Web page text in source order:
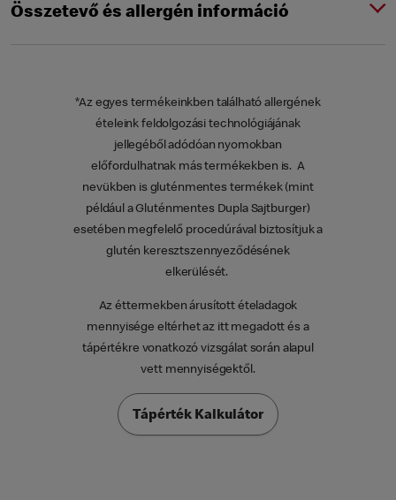
Összetevő és allergén információ
*Az egyes termékeinkben található allergének
ételeink feldolgozási technológiájának
jellegéből adódóan nyomokban
előfordulhatnak más termékekben is. A
nevükben is gluténmentes termékek (mint
például a Gluténmentes Dupla Sajtburger)
esetében megfelelő procedúrával biztosítjuk a
glutén keresztszennyeződésének
elkerülését.
Az éttermekben árusított ételadagok
mennyisége eltérhet az itt megadott és a
tápértékre vonatkozó vizsgálat során alapul
vett mennyiségektől.
Tápérték Kalkulátor